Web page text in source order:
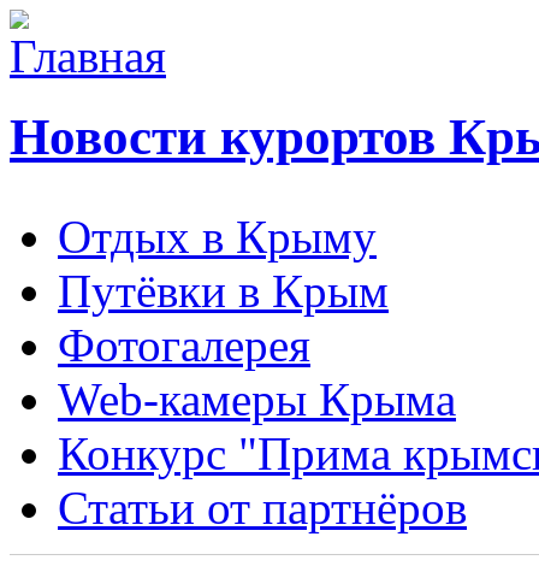
Новости курортов
Отдых в Крыму
Путёвки в Крым
Фотогалерея
Web-камеры Крыма
Конкурс "Прима
Статьи от партнёров